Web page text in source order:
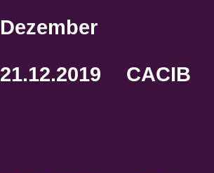
Dezember
21.12.2019 CACIB